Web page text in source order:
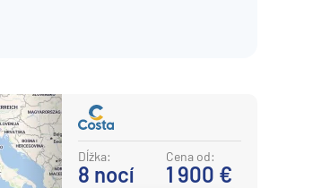
Dĺžka:
8 nocí
Cena od:
1 900 €